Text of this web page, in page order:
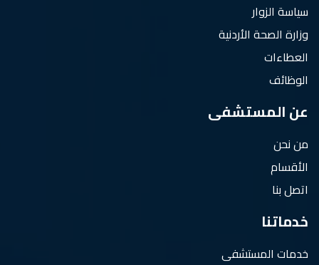
سياسة الزوار
وزارة الصحة الأردنية
العطاءات
الوظائف
عن المستشفى
من نحن
الأقسام
اتصل بنا
خدماتنا
خدمات المستشفى